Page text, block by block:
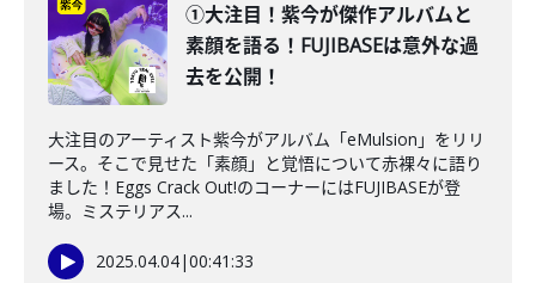
①大注目！紫今が傑作アルバムと
素顔を語る！FUJIBASEは意外な過
去を公開！
大注目のアーティスト紫今がアルバム「eMulsion」をリリ
ース。そこで見せた「素顔」と覚悟について赤裸々に語り
ました！Eggs Crack Out!のコーナーにはFUJIBASEが登
場。ミステリアス...
2025.04.04|00:41:33